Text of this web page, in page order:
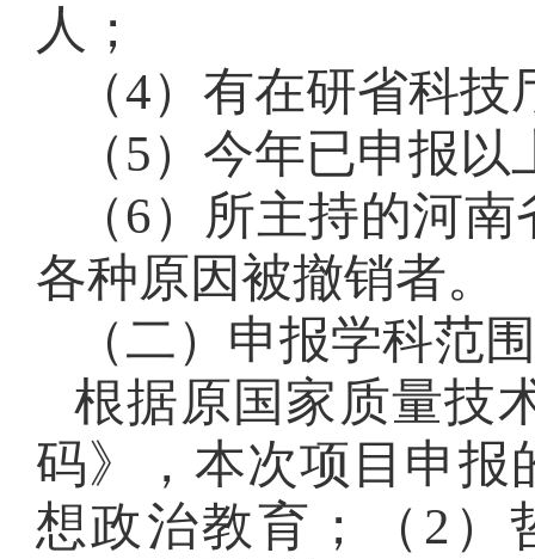
人；
（4）有在研省科技
（5）今年已申报以
（6）所主持的河
各种原因被撤销者。
（二）申报学科范围
根据原国家质量技
码》，本次项目申报
想政治教育；（2）